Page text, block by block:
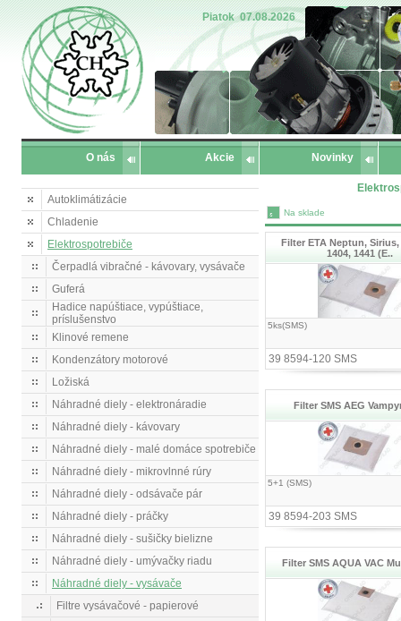
Piatok 07.08.2026
O nás Akcie Novinky
Autoklimátizácie
Chladenie
Elektrospotrebiče
Čerpadlá vibračné - kávovary, vysávače
Guferá
Hadice napúštiace, vypúštiace,
príslušenstvo
Klinové remene
Kondenzátory motorové
Ložiská
Náhradné diely - elektronáradie
Náhradné diely - kávovary
Náhradné diely - malé domáce spotrebiče
Náhradné diely - mikrovlnné rúry
Náhradné diely - odsávače pár
Náhradné diely - práčky
Náhradné diely - sušičky bielizne
Náhradné diely - umývačky riadu
Náhradné diely - vysávače
Filtre vysávačové - papierové
Na sklade
Filter ETA Neptun,
1404, 1441 (E..
5ks(SMS)
39 8594-120 SMS
Filter SMS AEG
5+1 (SMS)
39 8594-203 SMS
Filter SMS AQUA VAC